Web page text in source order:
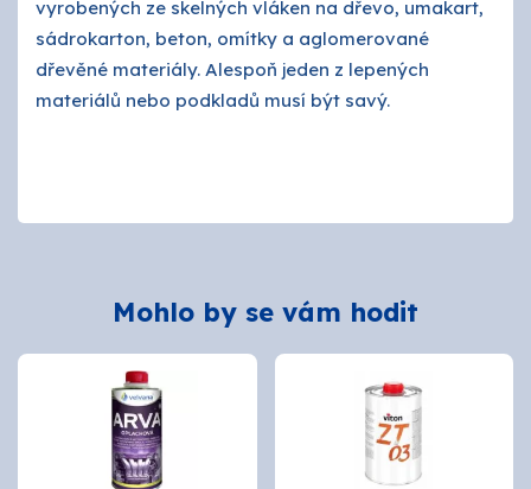
vyrobených ze skelných vláken na dřevo, umakart,
sádrokarton, beton, omítky a aglomerované
dřevěné materiály. Alespoň jeden z lepených
materiálů nebo podkladů musí být savý.
Mohlo by se vám hodit